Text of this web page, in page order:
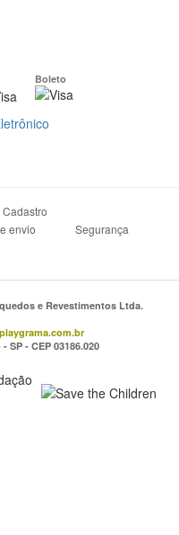
Boleto
Cadastro
envio
Segurança
e Revestimentos Ltda.
SP - CEP 03186.020